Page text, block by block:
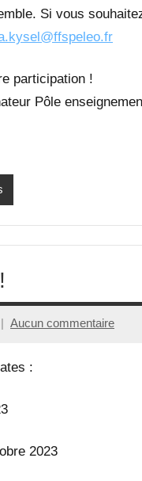
Si vous
participation !
Pôle
Aucun commentaire
:
2023